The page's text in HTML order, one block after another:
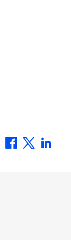
Facebook
Twitter